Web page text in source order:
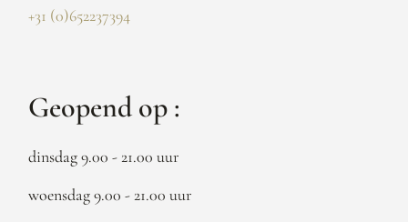
+31 (0)652237394
Geopend op :
dinsdag 9.00 - 21.00 uur
woensdag 9.00 - 21.00 uur